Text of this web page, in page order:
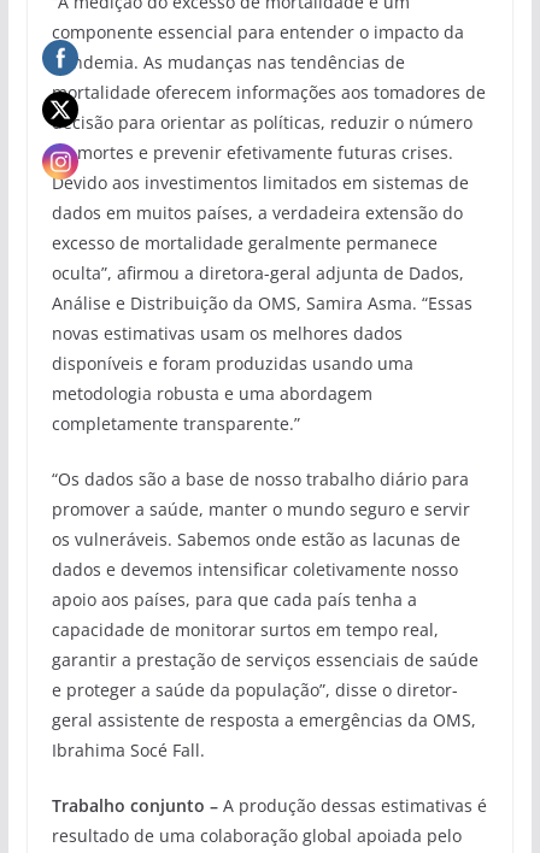
componente essencial para entender o impacto da
pandemia. As mudanças nas tendências de
mortalidade oferecem informações aos tomadores de
decisão para orientar as políticas, reduzir o número
de mortes e prevenir efetivamente futuras crises.
Devido aos investimentos limitados em sistemas de
dados em muitos países, a verdadeira extensão do
excesso de mortalidade geralmente permanece
oculta”, afirmou a diretora-geral adjunta de Dados,
Análise e Distribuição da OMS, Samira Asma. “Essas
novas estimativas usam os melhores dados
disponíveis e foram produzidas usando uma
metodologia robusta e uma abordagem
completamente transparente.”
“Os dados são a base de nosso trabalho diário para
promover a saúde, manter o mundo seguro e servir
os vulneráveis. Sabemos onde estão as lacunas de
dados e devemos intensificar coletivamente nosso
apoio aos países, para que cada país tenha a
capacidade de monitorar surtos em tempo real,
garantir a prestação de serviços essenciais de saúde
e proteger a saúde da população”, disse o diretor-
geral assistente de resposta a emergências da OMS,
Ibrahima Socé Fall.
Trabalho conjunto – A produção dessas estimativas é
resultado de uma colaboração global apoiada pelo